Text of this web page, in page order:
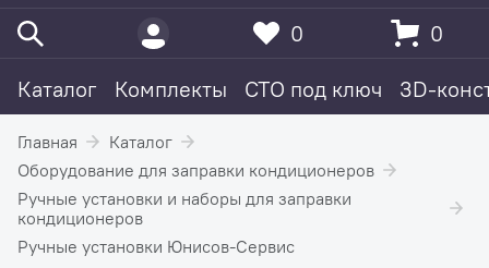
Каталог Комплекты СТО под ключ 3D-
0 0
Главная
Каталог
Оборудование для заправки кондиционеров
Ручные установки и наборы для заправки
кондиционеров
Ручные установки Юнисов-Сервис